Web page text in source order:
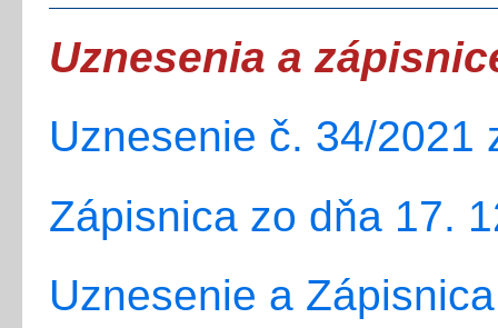
Uznesenia a
Uznesenie č. 34/2021
Zápisnica zo dňa 17.
Uznesenie a